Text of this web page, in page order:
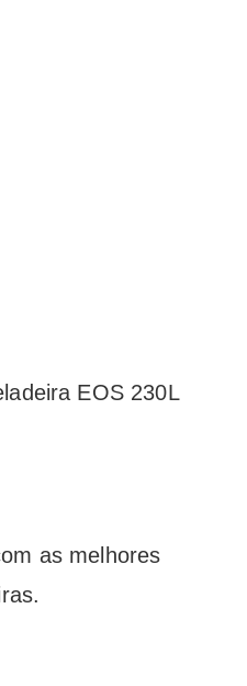
EOS 230L
as melhores